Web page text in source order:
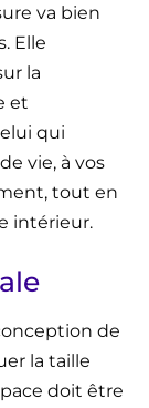
va bien
Elle
la
et
qui
vie, à vos
tout en
intérieur.
de
la taille
doit être